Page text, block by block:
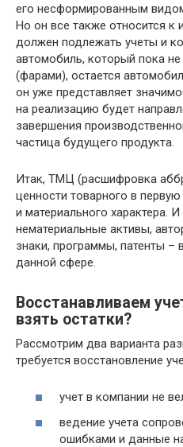
его несформированным
Но он все также относится к
должен подлежать учеты и
автомобиль, который пока
(фарами), остается
он уже представляет
на реализацию будет
завершения
частица будущего продукта.
Итак, ТМЦ (расшифровка
ценности товарного в
и материального характера. И
нематериальные активы,
знаки, программы, патенты –
данной сфере.
Восстанавливаем
взять остатки?
Рассмотрим два варианта
требуется восстановление
учет в компании не
ведение учета
ошибками и данные